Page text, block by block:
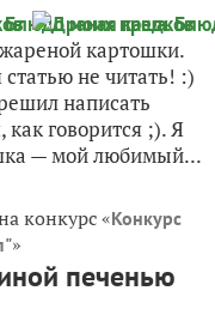
картошки.
не читать! :)
написать
говорится ;). Я
— мой любимый...
конкурс «Конкурс
»
печенью